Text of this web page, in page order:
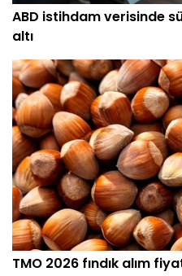
ABD istihdam verisinde
altı
TMO 2026 fındık alım